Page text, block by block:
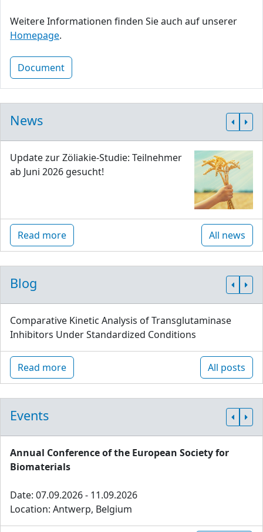
Weitere Informationen finden Sie auch auf unserer
Homepage.
Document
News
Update zur Zöliakie-Studie: Teilnehmer
ab Juni 2026 gesucht!
Read more All news
Blog
Comparative Kinetic Analysis of Transglutaminase
Inhibitors Under Standardized Conditions
Read more All posts
Events
Annual Conference of the European Society for
Biomaterials
Date: 07.09.2026 - 11.09.2026
Location: Antwerp, Belgium